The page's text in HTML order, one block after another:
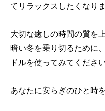
てリラックスしたくなり
大切な癒しの時間の質を
暗い冬を乗り切るために
ドルを使ってみてください
あなたに安らぎのひと時